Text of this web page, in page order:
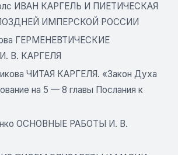
ИВАН КАРГЕЛЬ И ПИЕТИЧЕСКАЯ
ИМПЕРСКОЙ РОССИИ
ГЕРМЕНЕВТИЧЕСКИЕ
В. КАРГЕЛЯ
ЧИТАЯ КАРГЕЛЯ. «Закон Духа
на 5 — 8 главы Послания к
ОСНОВНЫЕ РАБОТЫ И. В.